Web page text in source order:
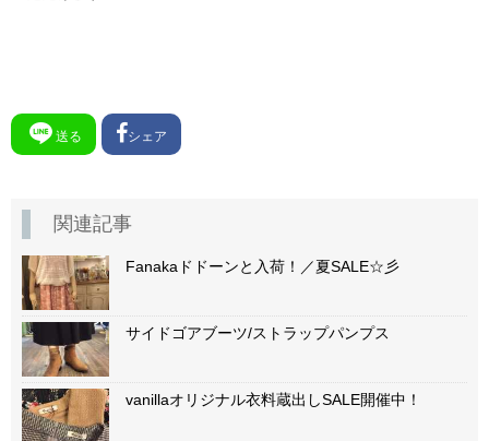
送る シェア
関連記事
Fanakaドドーンと入荷！／夏SALE☆彡
サイドゴアブーツ/ストラップパンプス
vanillaオリジナル衣料蔵出しSALE開催中！